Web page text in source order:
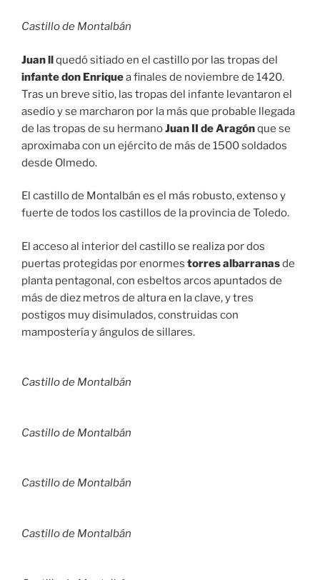
Castillo de Montalbán
Juan llquedó sitiado en el castillo por las tropas del
infante don Enriquea finales de noviembre de 1420.
Tras un breve sitio, las tropas del infante levantaron el
asedio y se marcharon por la más que probable llegada
de las tropas de su hermanoJuan II de Aragónque se
aproximaba con un ejército de más de 1500 soldados
desde Olmedo.
El castillo de Montalbán es el más robusto, extenso y
fuerte de todos los castillos de la provincia de Toledo.
El acceso al interior del castillo se realiza por dos
puertas protegidas por enormes torres albarranasde
planta pentagonal, con esbeltos arcos apuntados de
más de diez metros de altura en la clave, y tres
postigos muy disimulados, construidas con
mampostería y ángulos de sillares.
Castillo de Montalbán
Castillo de Montalbán
Castillo de Montalbán
Castillo de Montalbán